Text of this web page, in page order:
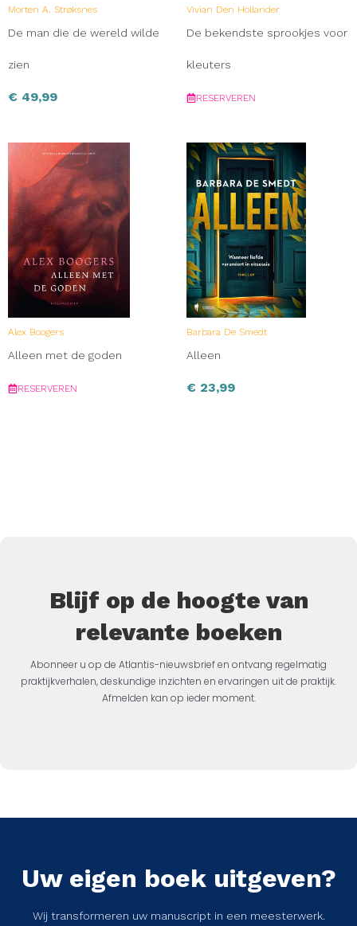
Morten A. Strøksnes
De man die de wereld wilde
zien
€ 49,99
Vivian Den Hollander
De bekendste sprookjes voor
kleuters
RESERVEREN
Alex Boogers
Alleen met de goden
RESERVEREN
Barbara De Smedt
Alleen
€ 23,99
Blijf op de hoogte van
relevante boeken
Abonneer u op de Atlantis-nieuwsbrief en ontvang regelmatig
praktijkverhalen, deskundige inzichten en ervaringen uit de praktijk.
Afmelden kan op ieder moment.
Uw eigen boek uitgeven?
Wij transformeren uw manuscript in een meesterwerk.